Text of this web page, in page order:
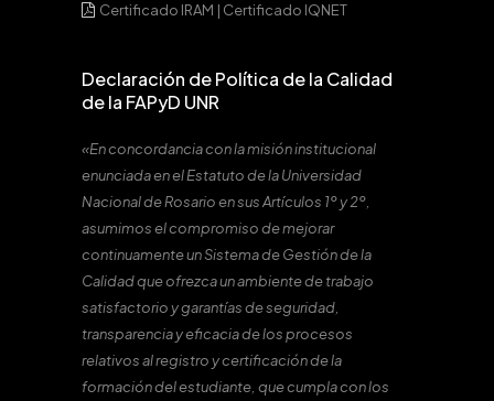
Certificado IRAM | Certificado IQNET
Declaración de Política de la Calidad
de la FAPyD UNR
«En concordancia con la misión institucional
enunciada en el Estatuto de la Universidad
Nacional de Rosario en sus Artículos 1º y 2º,
asumimos el compromiso de mejorar
continuamente un Sistema de Gestión de la
Calidad que ofrezca un ambiente de trabajo
satisfactorio y garantías de seguridad,
transparencia y eficacia de los procesos
relativos al registro y certificación de la
formación del estudiante, que cumpla con los